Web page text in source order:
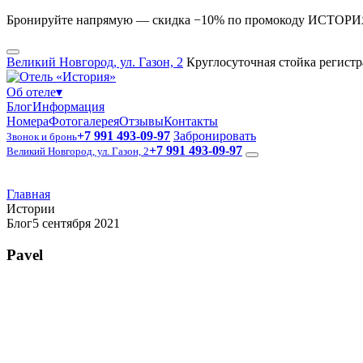
Бронируйте напрямую — скидка −10% по промокоду
Великий Новгород, ул. Газон, 2 Круглосуточная стойка
Об отеле▾
БлогИнформация
НомераФотогалереяОтзывыКонтакты
Звонок и бронь+7 991 493-09-97 Забронировать
Великий Новгород, ул. Газон, 2+7 991 493-09-97
Главная
Истории
Блог5 сентября 2021
Pavel